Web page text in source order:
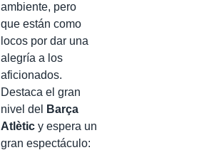
ambiente, pero
que están como
locos por dar una
alegría a los
aficionados.
Destaca el gran
nivel del
Barça
Atlètic y espera un
gran espectáculo: